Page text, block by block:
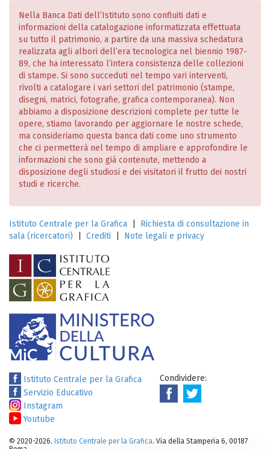
Nella Banca Dati dell’Istituto sono confluiti dati e
informazioni della catalogazione informatizzata effettuata
su tutto il patrimonio, a partire da una massiva schedatura
realizzata agli albori dell’era tecnologica nel biennio 1987-
89, che ha interessato l’intera consistenza delle collezioni
di stampe. Si sono succeduti nel tempo vari interventi,
rivolti a catalogare i vari settori del patrimonio (stampe,
disegni, matrici, fotografie, grafica contemporanea). Non
abbiamo a disposizione descrizioni complete per tutte le
opere, stiamo lavorando per aggiornare le nostre schede,
ma consideriamo questa banca dati come uno strumento
che ci permetterà nel tempo di ampliare e approfondire le
informazioni che sono già contenute, mettendo a
disposizione degli studiosi e dei visitatori il frutto dei nostri
studi e ricerche.
Istituto Centrale per la Grafica
Richiesta di consultazione in
sala (ricercatori)
Crediti Note legali e privacy
Istituto Centrale per la Grafica
Servizio Educativo
Instagram
Youtube
Condividere:
© 2020-2026. Istituto Centrale per la Grafica. Via della Stamperia 6, 00187